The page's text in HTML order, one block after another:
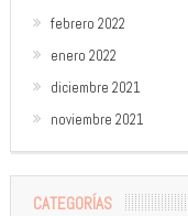
febrero 2022
enero 2022
diciembre 2021
noviembre 2021
CATEGORÍAS